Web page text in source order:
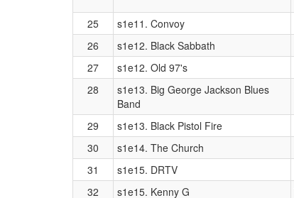
25 s1e11. Convoy
26
s1e12. Black Sabbath
27
s1e12. Old 97's
28
s1e13. Big George Jackson Blues
Band
29 s1e13. Black Pistol Fire
30
s1e14. The Church
31
s1e15. DRTV
32
s1e15. Kenny G